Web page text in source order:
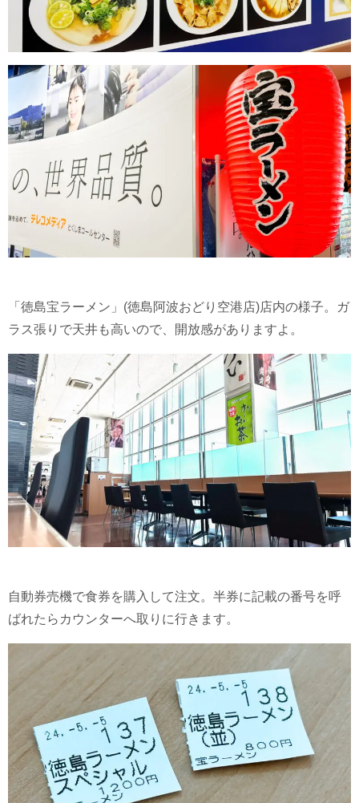
「徳島宝ラーメン」(徳島阿波おどり空港店)店内の様子。ガ
ラス張りで天井も高いので、開放感がありますよ。
自動券売機で食券を購入して注文。半券に記載の番号を呼
ばれたらカウンターへ取りに行きます。